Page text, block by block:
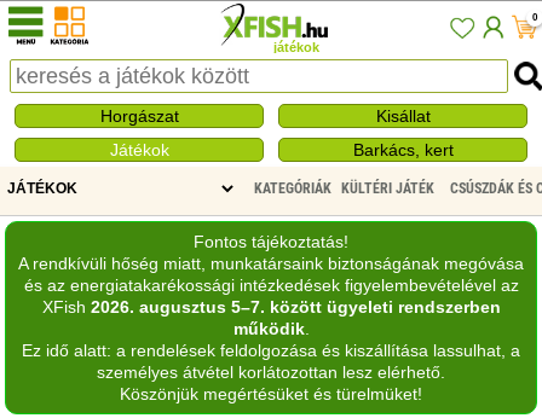
játékok
0
Horgászat
Kisállat
Játékok
Barkács, kert
KATEGÓRIÁK KÜLTÉRI JÁTÉK CSÚSZDÁK ÉS
Fontos tájékoztatás!
A rendkívüli hőség miatt, munkatársaink biztonságának megóvása
és az energiatakarékossági intézkedések figyelembevételével az
XFish 2026. augusztus 5–7. között ügyeleti rendszerben
működik.
Ez idő alatt: a rendelések feldolgozása és kiszállítása lassulhat, a
személyes átvétel korlátozottan lesz elérhető.
Köszönjük megértésüket és türelmüket!